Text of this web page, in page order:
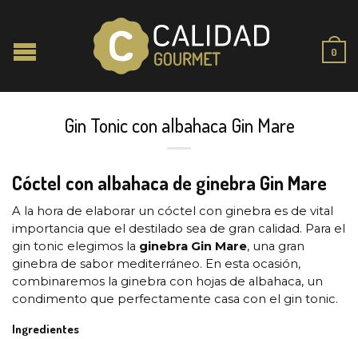
0
Gin Tonic con albahaca Gin Mare
Cóctel con albahaca de ginebra Gin Mare
A la hora de elaborar un cóctel con ginebra es de vital
importancia que el destilado sea de gran calidad. Para el
gin tonic elegimos la ginebra Gin Mare, una gran
ginebra de sabor mediterráneo. En esta ocasión,
combinaremos la ginebra con hojas de albahaca, un
condimento que perfectamente casa con el gin tonic.
Ingredientes